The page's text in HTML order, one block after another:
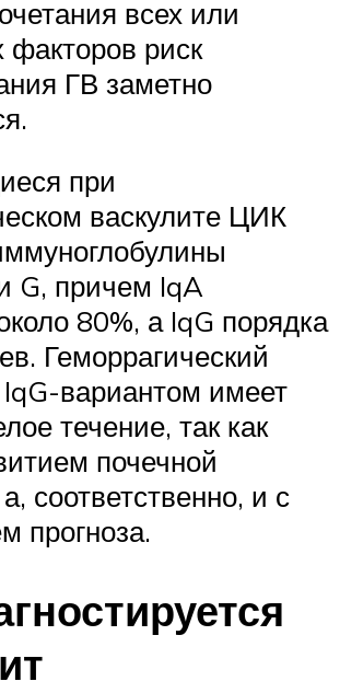
всех или
факторов риск
ГВ заметно
при
васкулите ЦИК
G, причем IqA
80%, а IqG порядка
Геморрагический
IqG-вариантом имеет
течение, так как
почечной
соответственно, и с
прогноза.